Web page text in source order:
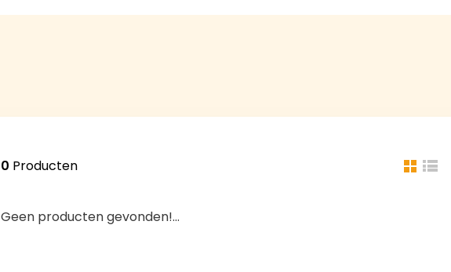
0 Producten
Geen producten gevonden!...